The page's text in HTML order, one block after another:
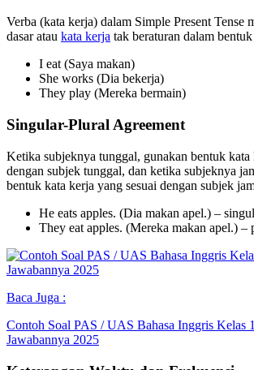
Verba (kata kerja) dalam Simple Present Tense
dasar atau kata kerja tak beraturan dalam
I eat (Saya makan)
She works (Dia bekerja)
They play (Mereka bermain)
Singular-Plural Agreement
Ketika subjeknya tunggal, gunakan bentuk kata
dengan subjek tunggal, dan ketika subjeknya
bentuk kata kerja yang sesuai dengan subjek
He eats apples. (Dia makan apel.) –
They eat apples. (Mereka makan apel.) –
Baca Juga :
Contoh Soal PAS / UAS Bahasa Inggris Kelas
Jawabannya 2025